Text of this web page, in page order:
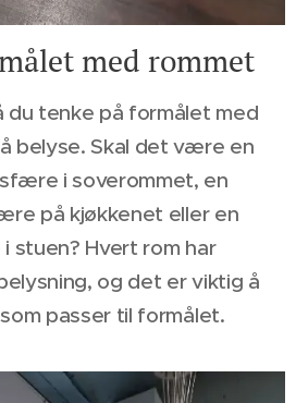
med rommet
du tenke på formålet med
belyse. Skal det være en
i soverommet, en
på kjøkkenet eller en
stuen? Hvert rom har
og det er viktig å
passer til formålet.